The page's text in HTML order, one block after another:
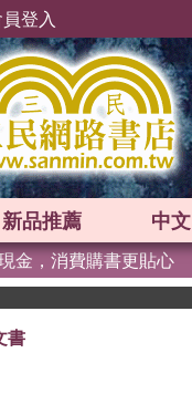
登入
新品推薦 中文
金，消費購書更貼心
書